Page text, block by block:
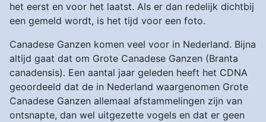
het eerst en voor het laatst. Als er dan redelijk dichtbij
een gemeld wordt, is het tijd voor een foto.
Canadese Ganzen komen veel voor in Nederland. Bijna
altijd gaat dat om Grote Canadese Ganzen (Branta
canadensis). Een aantal jaar geleden heeft het CDNA
geoordeeld dat de in Nederland waargenomen Grote
Canadese Ganzen allemaal afstammelingen zijn van
ontsnapte, dan wel uitgezette vogels en dat er geen